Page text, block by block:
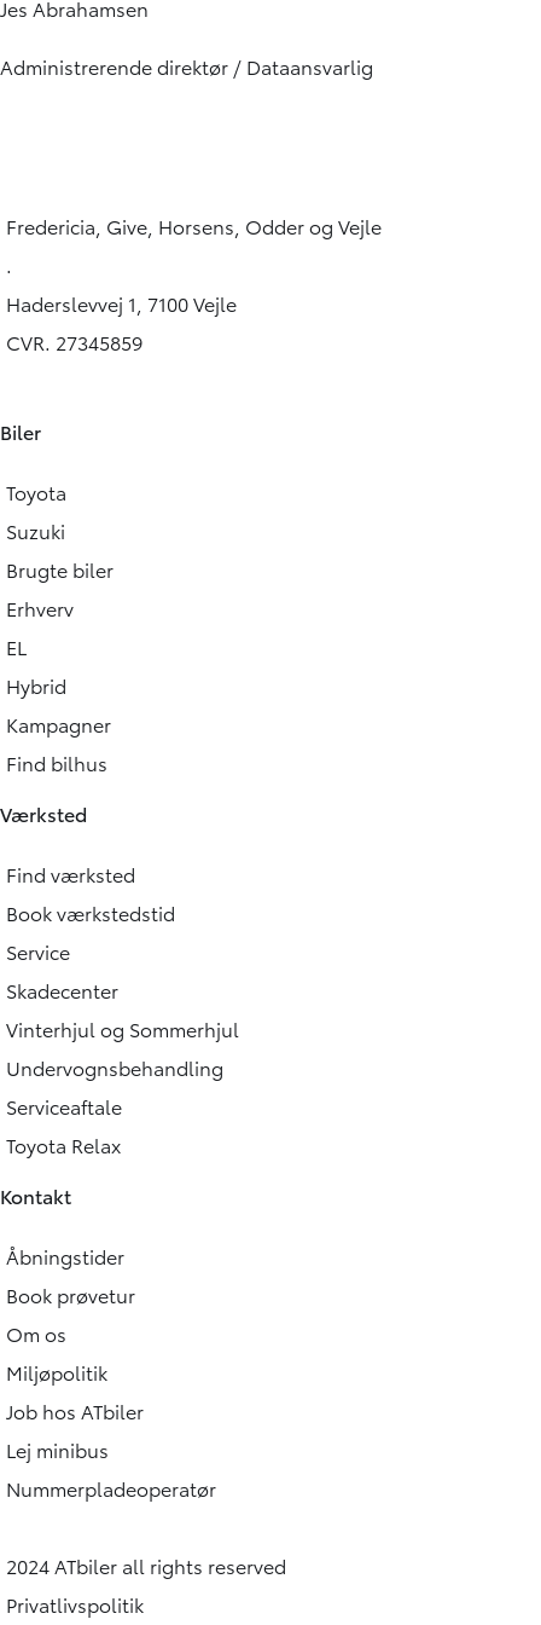
Jes Abrahamsen
Administrerende direktør / Dataansvarlig
Fredericia, Give, Horsens, Odder og Vejle
.
Haderslevvej 1, 7100 Vejle
CVR. 27345859
Biler
Toyota
Suzuki
Brugte biler
Erhverv
EL
Hybrid
Kampagner
Find bilhus
Værksted
Find værksted
Book værkstedstid
Service
Skadecenter
Vinterhjul og Sommerhjul
Undervognsbehandling
Serviceaftale
Toyota Relax
Kontakt
Åbningstider
Book prøvetur
Om os
Miljøpolitik
Job hos ATbiler
Lej minibus
Nummerpladeoperatør
2024 ATbiler all rights reserved
Privatlivspolitik